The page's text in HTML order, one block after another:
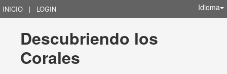
INICIO | LOGIN Idioma
Descubriendo los
Corales